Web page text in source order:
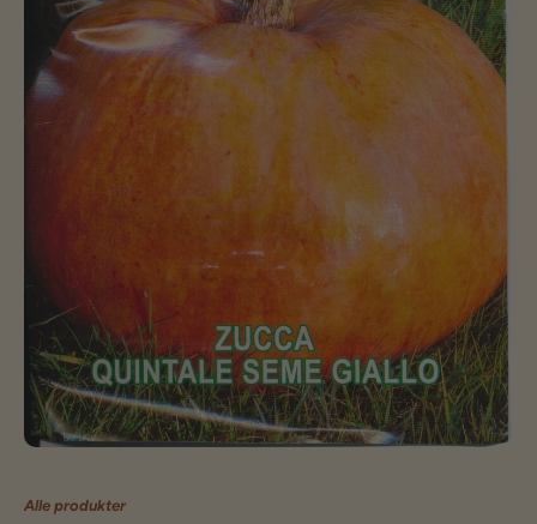
Alle produkter